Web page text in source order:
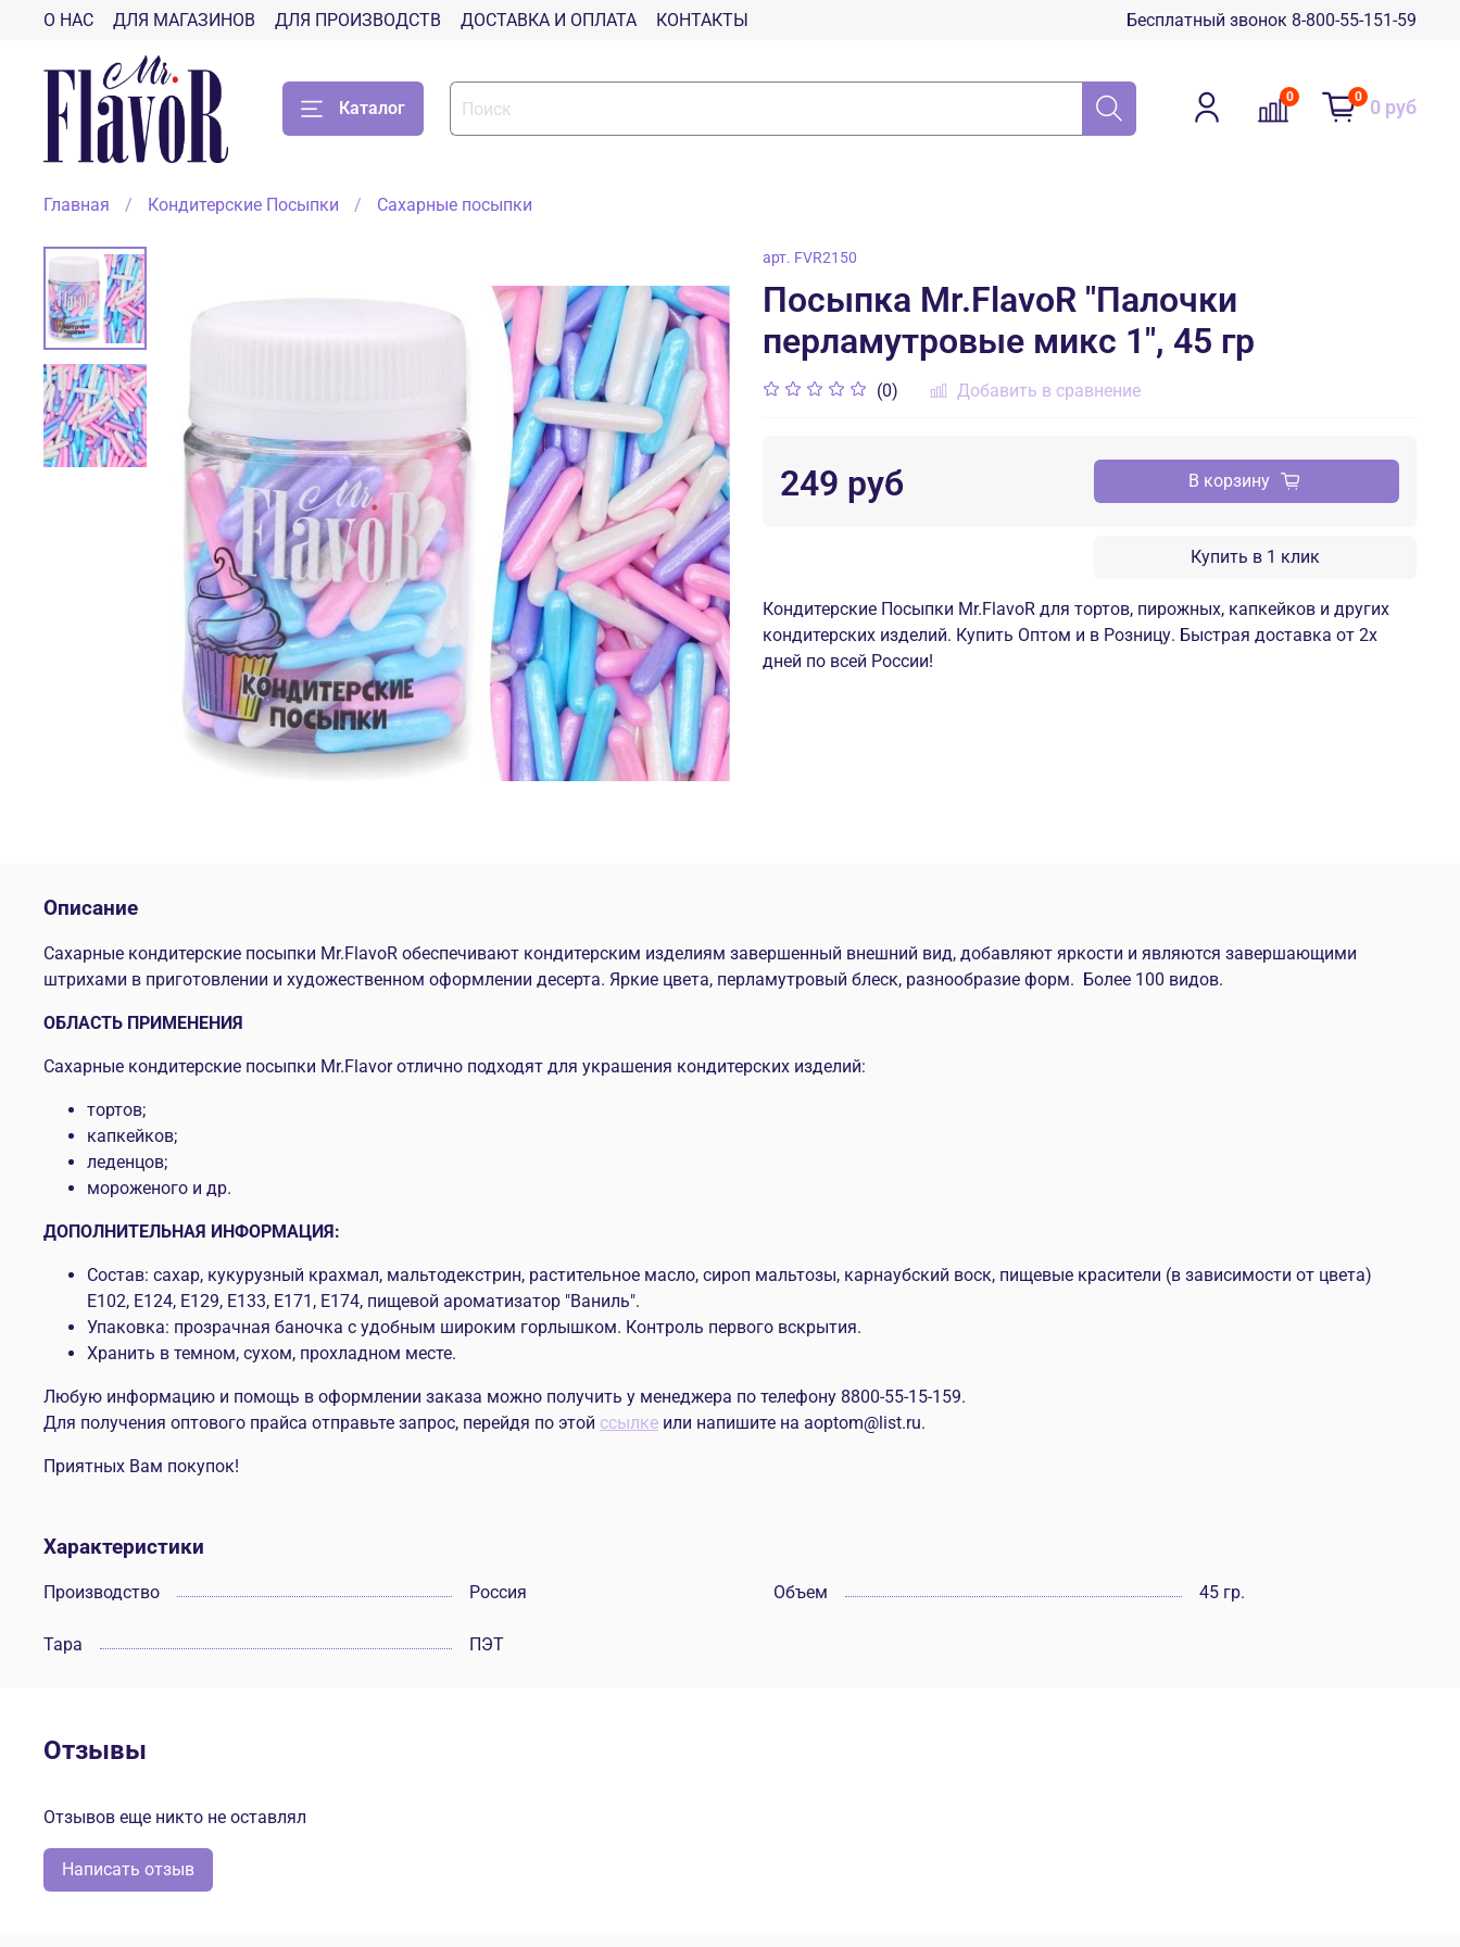
О НАС ДЛЯ МАГАЗИНОВ ДЛЯ ПРОИЗВОДСТВ ДОСТАВКА И ОПЛАТА КОНТАКТЫ Бесплатный звонок 8-800-55-151-59
Каталог
0 0 0 руб
Главная Кондитерские Посыпки Сахарные посыпки
арт. FVR2150
Посыпка Mr.FlavoR "Палочки
перламутровые микс 1", 45 гр
(0) Добавить в сравнение
249 руб В корзину
Купить в 1 клик
Кондитерские Посыпки Mr.FlavoR для тортов, пирожных, капкейков и других
кондитерских изделий. Купить Оптом и в Розницу. Быстрая доставка от 2х
дней по всей России!
Описание
Сахарные кондитерские посыпки Mr.FlavoR обеспечивают кондитерским изделиям завершенный внешний вид, добавляют яркости и являются завершающими
штрихами в приготовлении и художественном оформлении десерта. Яркие цвета, перламутровый блеск, разнообразие форм. Более 100 видов.
ОБЛАСТЬ ПРИМЕНЕНИЯ
Сахарные кондитерские посыпки Mr.Flavor отлично подходят для украшения кондитерских изделий:
тортов;
капкейков;
леденцов;
мороженого и др.
ДОПОЛНИТЕЛЬНАЯ ИНФОРМАЦИЯ:
Состав: сахар, кукурузный крахмал, мальтодекстрин, растительное масло, сироп мальтозы, карнаубский воск, пищевые красители (в зависимости от цвета)
E102, E124, E129, E133, E171, E174, пищевой ароматизатор "Ваниль".
Упаковка: прозрачная баночка с удобным широким горлышком. Контроль первого вскрытия.
Хранить в темном, сухом, прохладном месте.
Любую информацию и помощь в оформлении заказа можно получить у менеджера по телефону 8800-55-15-159.
Для получения оптового прайса отправьте запрос, перейдя по этой ссылке или напишите на aoptom@list.ru.
Приятных Вам покупок!
Характеристики
Производство Россия Объем 45 гр.
Тара ПЭТ
Отзывы
Отзывов еще никто не оставлял
Написать отзыв